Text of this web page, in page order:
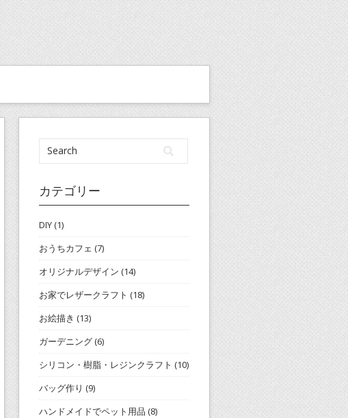
カテゴリー
DIY(1)
おうちカフェ (7)
オリジナルデザイン (14)
お家でレザークラフト (18)
お絵描き (13)
ガーデニング(6)
シリコン・樹脂・レジンクラフト (10)
バッグ作り (9)
ハンドメイドでペット用品 (8)